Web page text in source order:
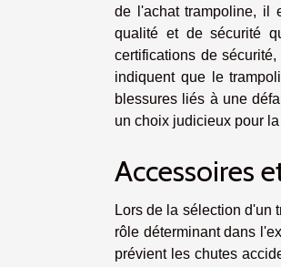
de l'achat trampoline, il
qualité et de sécurité
certifications de
indiquent que le
blessures liés à une
un choix judicieux pour
Accessoires
Lors de la sélection d'un
rôle déterminant dans
prévient les chutes